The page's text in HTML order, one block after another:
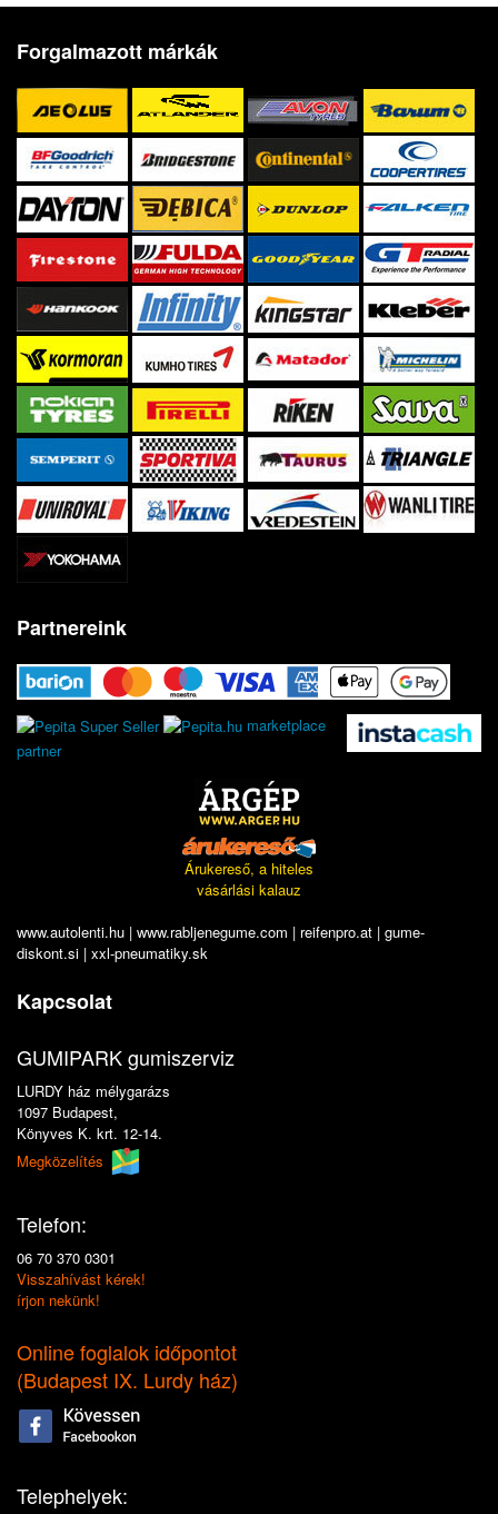
Forgalmazott márkák
Partnereink
marketplace
partner
Árukereső, a hiteles
vásárlási kalauz
www.autolenti.hu | www.rabljenegume.com | reifenpro.at | gume-
diskont.si | xxl-pneumatiky.sk
Kapcsolat
GUMIPARK gumiszerviz
LURDY ház mélygarázs
1097 Budapest,
Könyves K. krt. 12-14.
Megközelítés
Telefon:
06 70 370 0301
Visszahívást kérek!
írjon nekünk!
Online foglalok időpontot
(Budapest IX. Lurdy ház)
Telephelyek: